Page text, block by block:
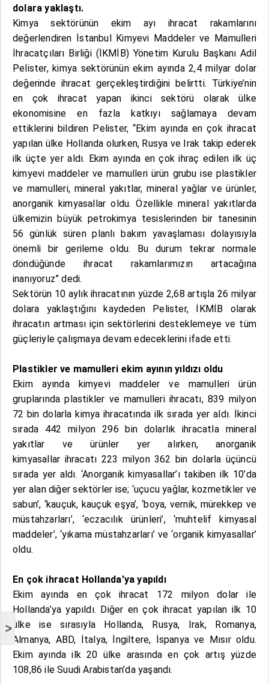
>
dolara yaklaştı.
Kimya sektörünün ekim ayı ihracat rakamlarını
değerlendiren İstanbul Kimyevi Maddeler ve Mamulleri
İhracatçıları Birliği (İKMİB) Yönetim Kurulu Başkanı Adil
Pelister, kimya sektörünün ekim ayında 2,4 milyar dolar
değerinde ihracat gerçekleştirdiğini belirtti. Türkiye’nin
en çok ihracat yapan ikinci sektörü olarak ülke
ekonomisine en fazla katkıyı sağlamaya devam
ettiklerini bildiren Pelister, “Ekim ayında en çok ihracat
yapılan ülke Hollanda olurken, Rusya ve Irak takip ederek
ilk üçte yer aldı. Ekim ayında en çok ihraç edilen ilk üç
kimyevi maddeler ve mamulleri ürün grubu ise plastikler
ve mamulleri, mineral yakıtlar, mineral yağlar ve ürünler,
anorganik kimyasallar oldu. Özellikle mineral yakıtlarda
ülkemizin büyük petrokimya tesislerinden bir tanesinin
56 günlük süren planlı bakım yavaşlaması dolayısıyla
önemli bir gerileme oldu. Bu durum tekrar normale
döndüğünde ihracat rakamlarımızın artacağına
inanıyoruz” dedi.
Sektörün 10 aylık ihracatının yüzde 2,68 artışla 26 milyar
dolara yaklaştığını kaydeden Pelister, İKMİB olarak
ihracatın artması için sektörlerini desteklemeye ve tüm
güçleriyle çalışmaya devam edeceklerini ifade etti.
Plastikler ve mamulleri ekim ayının yıldızı oldu
Ekim ayında kimyevi maddeler ve mamulleri ürün
gruplarında plastikler ve mamulleri ihracatı, 839 milyon
72 bin dolarla kimya ihracatında ilk sırada yer aldı. İkinci
sırada 442 milyon 296 bin dolarlık ihracatla mineral
yakıtlar ve ürünler yer alırken, anorganik
kimyasallar ihracatı 223 milyon 362 bin dolarla üçüncü
sırada yer aldı. ‘Anorganik kimyasallar’ı takiben ilk 10’da
yer alan diğer sektörler ise; ‘uçucu yağlar, kozmetikler ve
sabun’, ‘kauçuk, kauçuk eşya’, ‘boya, vernik, mürekkep ve
müstahzarları’, ‘eczacılık ürünleri’, ‘muhtelif kimyasal
maddeler’, ‘yıkama müstahzarları’ ve ‘organik kimyasallar’
oldu.
En çok ihracat Hollanda'ya yapıldı
Ekim ayında en çok ihracat 172 milyon dolar ile
Hollanda’ya yapıldı. Diğer en çok ihracat yapılan ilk 10
ülke ise sırasıyla Hollanda, Rusya, Irak, Romanya,
Almanya, ABD, İtalya, İngiltere, İspanya ve Mısır oldu.
Ekim ayında ilk 20 ülke arasında en çok artış yüzde
108,86 ile Suudi Arabistan’da yaşandı.